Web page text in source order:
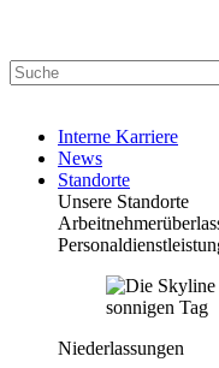
Interne Karriere
News
Standorte
Unsere Standorte
Niederlassungen